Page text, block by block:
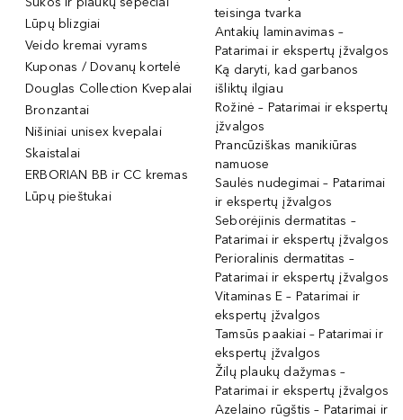
Lūpų blizgiai
Veido kremai vyrams
Kuponas / Dovanų kortelė
Douglas Collection Kvepalai
Bronzantai
Nišiniai unisex kvepalai
Skaistalai
ERBORIAN BB ir CC kremas
Lūpų pieštukai
teisinga tvarka
Antakių laminavimas –
Patarimai ir ekspertų įžvalgos
Ką daryti, kad garbanos
išliktų ilgiau
Rožinė – Patarimai ir ekspertų
įžvalgos
Prancūziškas manikiūras
namuose
Saulės nudegimai – Patarimai
ir ekspertų įžvalgos
Seborėjinis dermatitas –
Patarimai ir ekspertų įžvalgos
Perioralinis dermatitas –
Patarimai ir ekspertų įžvalgos
Vitaminas E – Patarimai ir
ekspertų įžvalgos
Tamsūs paakiai – Patarimai ir
ekspertų įžvalgos
Žilų plaukų dažymas –
Patarimai ir ekspertų įžvalgos
Azelaino rūgštis – Patarimai ir